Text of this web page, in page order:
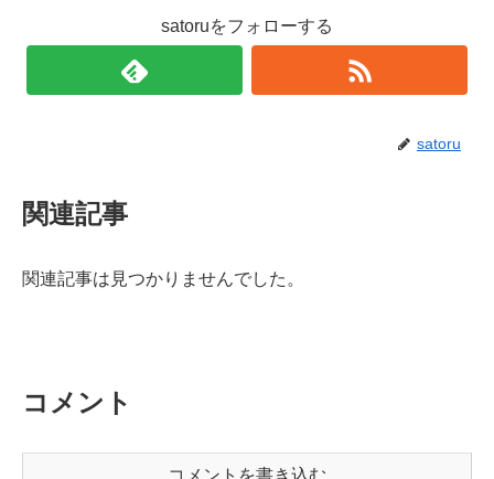
satoruをフォローする
satoru
関連記事
関連記事は見つかりませんでした。
コメント
コメントを書き込む